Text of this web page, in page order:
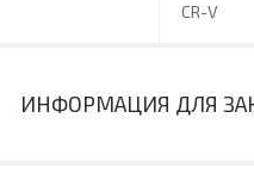
CR-V
ИНФОРМАЦИЯ ДЛЯ